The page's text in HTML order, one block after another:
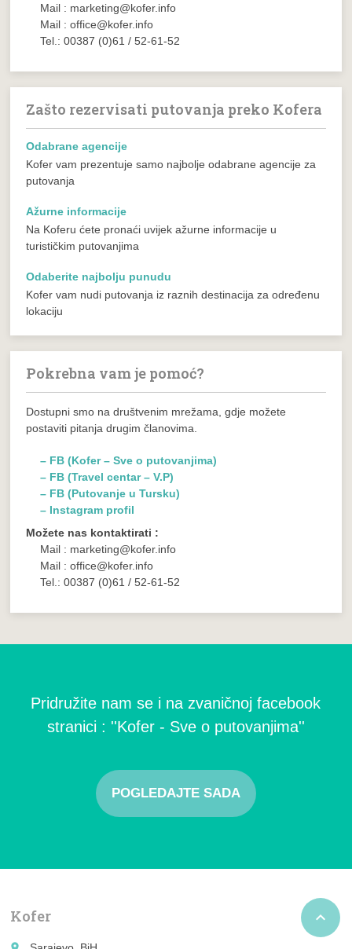
Mail : marketing@kofer.info
Mail : office@kofer.info
Tel.: 00387 (0)61 / 52-61-52
Zašto rezervisati putovanja preko Kofera
Odabrane agencije
Kofer vam prezentuje samo najbolje odabrane agencije za
putovanja
Ažurne informacije
Na Koferu ćete pronaći uvijek ažurne informacije u
turističkim putovanjima
Odaberite najbolju punudu
Kofer vam nudi putovanja iz raznih destinacija za određenu
lokaciju
Pokrebna vam je pomoć?
Dostupni smo na društvenim mrežama, gdje možete
postaviti pitanja drugim članovima.
– FB (Kofer – Sve o putovanjima)
– FB (Travel centar – V.P)
– FB (Putovanje u Tursku)
– Instagram profil
Možete nas kontaktirati :
Mail : marketing@kofer.info
Mail : office@kofer.info
Tel.: 00387 (0)61 / 52-61-52
Pridružite nam se i na zvaničnoj facebook
stranici : ''Kofer - Sve o putovanjima''
POGLEDAJTE SADA
Kofer 